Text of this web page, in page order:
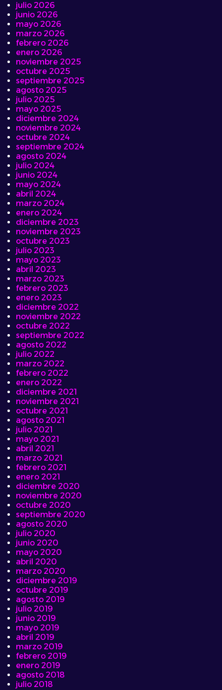
julio 2026
junio 2026
mayo 2026
marzo 2026
febrero 2026
enero 2026
noviembre 2025
octubre 2025
septiembre 2025
agosto 2025
julio 2025
mayo 2025
diciembre 2024
noviembre 2024
octubre 2024
septiembre 2024
agosto 2024
julio 2024
junio 2024
mayo 2024
abril 2024
marzo 2024
enero 2024
diciembre 2023
noviembre 2023
octubre 2023
julio 2023
mayo 2023
abril 2023
marzo 2023
febrero 2023
enero 2023
diciembre 2022
noviembre 2022
octubre 2022
septiembre 2022
agosto 2022
julio 2022
marzo 2022
febrero 2022
enero 2022
diciembre 2021
noviembre 2021
octubre 2021
agosto 2021
julio 2021
mayo 2021
abril 2021
marzo 2021
febrero 2021
enero 2021
diciembre 2020
noviembre 2020
octubre 2020
septiembre 2020
agosto 2020
julio 2020
junio 2020
mayo 2020
abril 2020
marzo 2020
diciembre 2019
octubre 2019
agosto 2019
julio 2019
junio 2019
mayo 2019
abril 2019
marzo 2019
febrero 2019
enero 2019
agosto 2018
julio 2018